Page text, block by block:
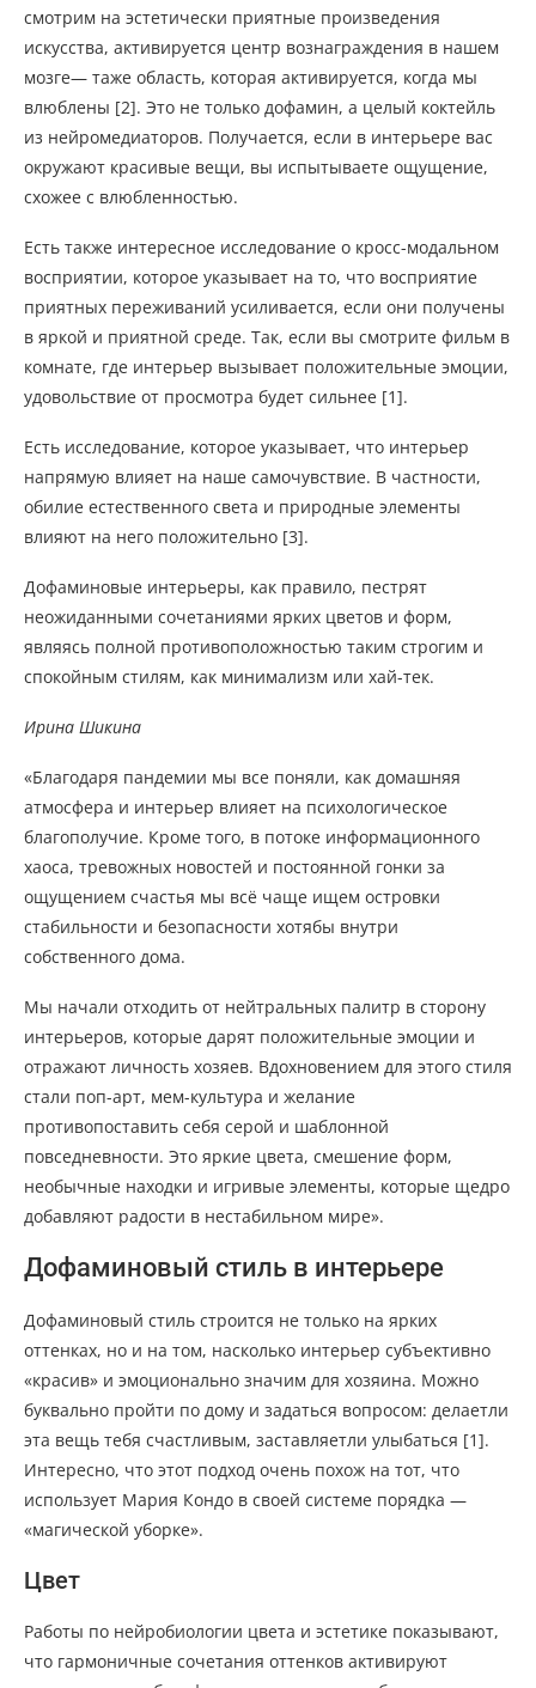
смотрим на эстетически приятные произведения
искусства, активируется центр вознаграждения в нашем
мозге— таже область, которая активируется, когда мы
влюблены [2]. Это не только дофамин, а целый коктейль
из нейромедиаторов. Получается, если в интерьере вас
окружают красивые вещи, вы испытываете ощущение,
схожее с влюбленностью.
Есть также интересное исследование о кросс-модальном
восприятии, которое указывает на то, что восприятие
приятных переживаний усиливается, если они получены
в яркой и приятной среде. Так, если вы смотрите фильм в
комнате, где интерьер вызывает положительные эмоции,
удовольствие от просмотра будет сильнее [1].
Есть исследование, которое указывает, что интерьер
напрямую влияет на наше самочувствие. В частности,
обилие естественного света и природные элементы
влияют на него положительно [3].
Дофаминовые интерьеры, как правило, пестрят
неожиданными сочетаниями ярких цветов и форм,
являясь полной противоположностью таким строгим и
спокойным стилям, как минимализм или хай-тек.
Ирина Шикина
«Благодаря пандемии мы все поняли, как домашняя
атмосфера и интерьер влияет на психологическое
благополучие. Кроме того, в потоке информационного
хаоса, тревожных новостей и постоянной гонки за
ощущением счастья мы всё чаще ищем островки
стабильности и безопасности хотябы внутри
собственного дома.
Мы начали отходить от нейтральных палитр в сторону
интерьеров, которые дарят положительные эмоции и
отражают личность хозяев. Вдохновением для этого стиля
стали поп-арт, мем-культура и желание
противопоставить себя серой и шаблонной
повседневности. Это яркие цвета, смешение форм,
необычные находки и игривые элементы, которые щедро
добавляют радости в нестабильном мире».
Дофаминовый стиль в интерьере
Дофаминовый стиль строится не только на ярких
оттенках, но и на том, насколько интерьер субъективно
«красив» и эмоционально значим для хозяина. Можно
буквально пройти по дому и задаться вопросом: делаетли
эта вещь тебя счастливым, заставляетли улыбаться [1].
Интересно, что этот подход очень похож на тот, что
использует Мария Кондо в своей системе порядка —
«магической уборке».
Цвет
Работы по нейробиологии цвета и эстетике показывают,
что гармоничные сочетания оттенков активируют